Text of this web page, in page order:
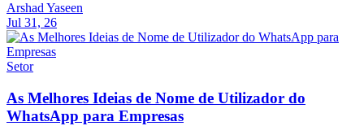
Arshad Yaseen
Jul 31, 26
Setor
As Melhores Ideias de Nome de Utilizador do
WhatsApp para Empresas